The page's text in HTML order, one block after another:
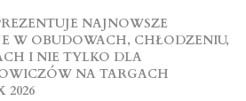
NAJNOWSZE
W OBUDOWACH, CHŁODZENIU,
I NIE TYLKO DLA
NA TARGACH
2026